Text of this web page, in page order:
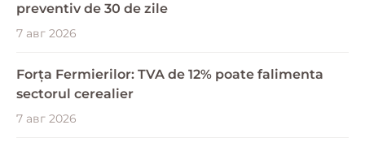
preventiv de 30 de zile
7 авг 2026
Forța Fermierilor: TVA de 12% poate falimenta
sectorul cerealier
7 авг 2026